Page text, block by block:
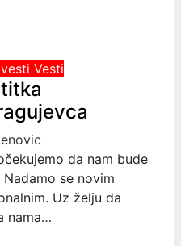
Vesti
da nam bude
se novim
Uz želju da
nama…